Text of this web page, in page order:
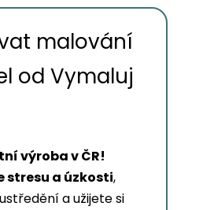
malování
od Vymaluj
výroba v ČR!
stresu a úzkosti,
a užijete si